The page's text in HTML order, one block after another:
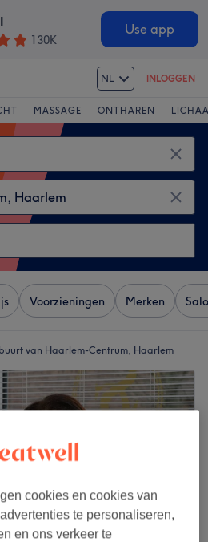
130K
Use app
NL INLOGGEN
MASSAGE ONTHAREN
Voorzieningen Merken
van Haarlem-Centrum, Haarlem
cookies en cookies van
te personaliseren,
en ons verkeer te